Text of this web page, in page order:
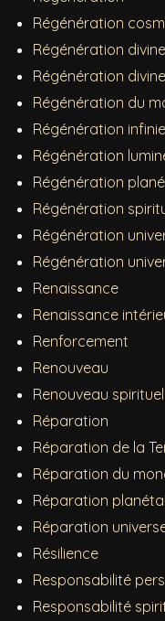
Régénération
Régénération divine
Régénération
Régénération du
Régénération infinie
Régénération
Régénération
Régénération
Régénération
Régénération
Renaissance
Renaissance
Renforcement
Renouveau
Renouveau spirituel
Réparation
Réparation de la
Réparation du
Réparation
Réparation
Résilience
Responsabilité
Responsabilité